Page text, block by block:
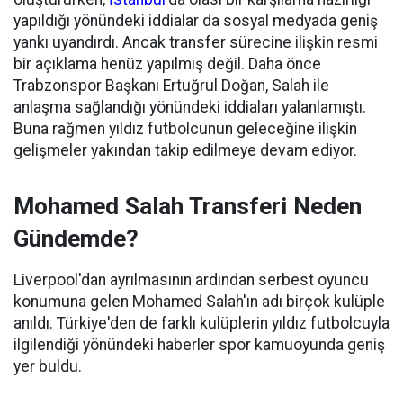
yapıldığı yönündeki iddialar da sosyal medyada geniş
yankı uyandırdı. Ancak transfer sürecine ilişkin resmi
bir açıklama henüz yapılmış değil. Daha önce
Trabzonspor Başkanı Ertuğrul Doğan, Salah ile
anlaşma sağlandığı yönündeki iddiaları yalanlamıştı.
Buna rağmen yıldız futbolcunun geleceğine ilişkin
gelişmeler yakından takip edilmeye devam ediyor.
Mohamed Salah Transferi Neden
Gündemde?
Liverpool'dan ayrılmasının ardından serbest oyuncu
konumuna gelen Mohamed Salah'ın adı birçok kulüple
anıldı. Türkiye'den de farklı kulüplerin yıldız futbolcuyla
ilgilendiği yönündeki haberler spor kamuoyunda geniş
yer buldu.